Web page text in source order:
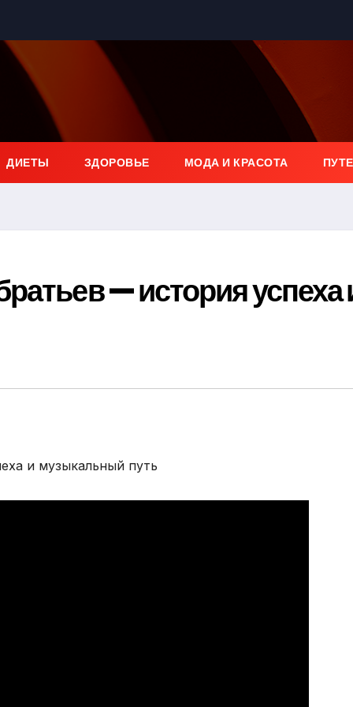
ДИЕТЫ ЗДОРОВЬЕ МОДА И КРАСОТА
— история успеха